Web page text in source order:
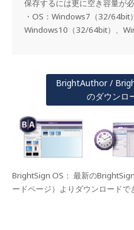
保存するには更に空き容量が必
・OS：Windows7（32/64bit
Windows10（32/64bit）、
BrightAuthor /
のダウンロ
BrightSign OS： 最新の
ードページ）よりダウンロードで